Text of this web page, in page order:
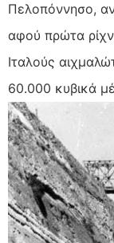
Πελοπόννησο,
αφού πρώτα
Ιταλούς
60.000 κυβικά